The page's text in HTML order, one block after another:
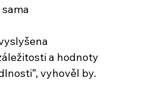
a hodnoty
vyhověl by.